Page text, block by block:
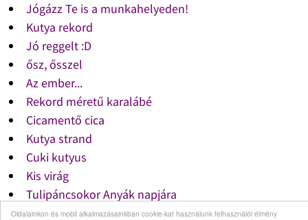
Oldalainkon és mobil alkalmazásainkban cookie-kat használunk felhasználói élmény
Jógázz Te is a munkahelyeden!
Kutya rekord
Jó reggelt :D
ősz, ősszel
Az ember...
Rekord méretű karalábé
Cicamentő cica
Kutya strand
Cuki kutyus
Kis virág
Tulipáncsokor Anyák napjára
Tavaszi virágok